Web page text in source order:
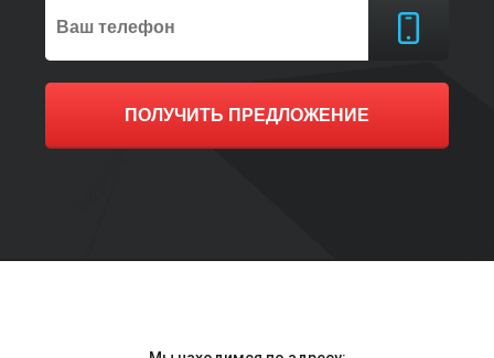
ПОЛУЧИТЬ ПРЕДЛОЖЕНИЕ